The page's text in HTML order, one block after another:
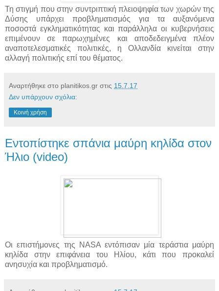
Τη στιγμή που στην συντριπτική πλειοψηφία των χωρών της
Δύσης υπάρχει προβληματισμός για τα αυξανόμενα
ποσοστά εγκληματικότητας και παράλληλα οι κυβερνήσεις
επιμένουν σε παρωχημένες και αποδεδειγμένα πλέον
αναποτελεσματικές πολιτικές, η Ολλανδία κινείται στην
αλλαγή πολιτικής επί του θέματος.
Αναρτήθηκε στο planitikos.gr στις 15.7.17
Δεν υπάρχουν σχόλια:
Κοινή χρήση
Εντοπίστηκε σπάνια μαύρη κηλίδα στον
Ήλιο (video)
Οι επιστήμονες της NASA εντόπισαν μία τεράστια μαύρη
κηλίδα στην επιφάνεια του Ηλίου, κάτι που προκαλεί
ανησυχία και προβληματισμό.